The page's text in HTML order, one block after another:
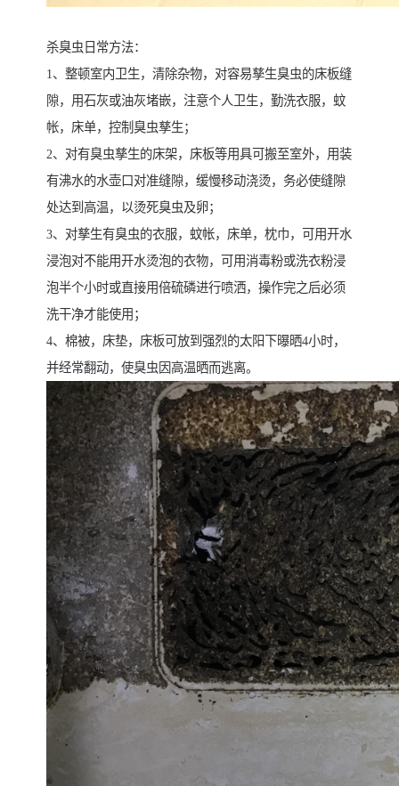
杀臭虫日常方法：
1、整顿室内卫生，清除杂物，对容易孳生臭虫的床板缝
隙，用石灰或油灰堵嵌，注意个人卫生，勤洗衣服，蚊
帐，床单，控制臭虫孳生；
2、对有臭虫孳生的床架，床板等用具可搬至室外，用装
有沸水的水壶口对准缝隙，缓慢移动浇烫，务必使缝隙
处达到高温，以烫死臭虫及卵；
3、对孳生有臭虫的衣服，蚊帐，床单，枕巾，可用开水
浸泡对不能用开水烫泡的衣物，可用消毒粉或洗衣粉浸
泡半个小时或直接用倍硫磷进行喷洒，操作完之后必须
洗干净才能使用；
4、棉被，床垫，床板可放到强烈的太阳下曝晒4小时，
并经常翻动，使臭虫因高温晒而逃离。